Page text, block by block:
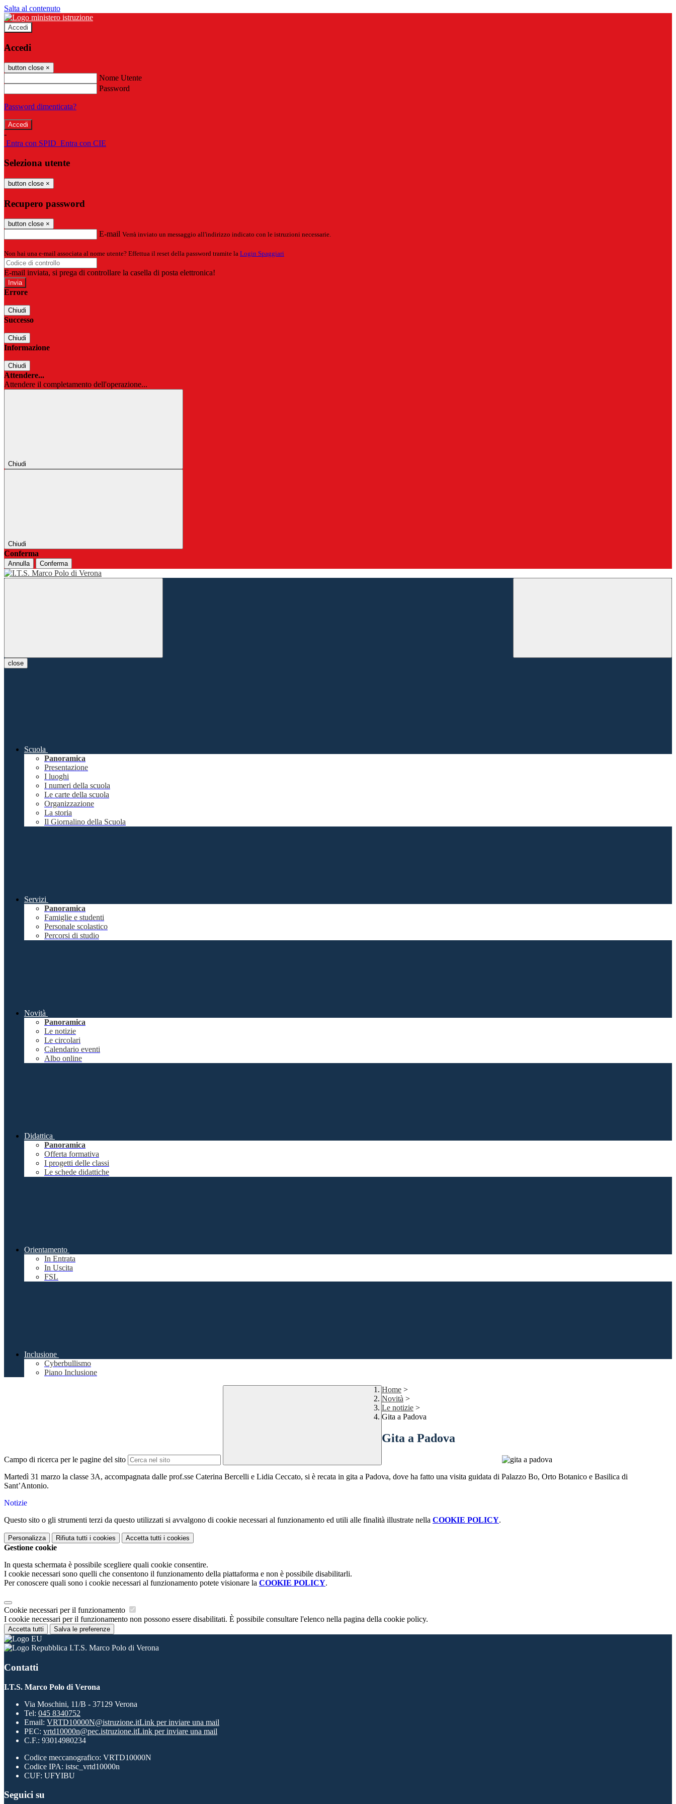
Salta al contenuto
Accedi
Accedi
button close ×
Nome Utente
Password
Password dimenticata?
-
Entra con SPID Entra con CIE
Seleziona utente
button close ×
Recupero password
button close ×
E-mail Verrà inviato un messaggio all'indirizzo indicato con le istruzioni necessarie.
Non hai una e-mail associata al nome utente? Effettua il reset della password tramite la Login Spaggiari
E-mail inviata, si prega di controllare la casella di posta elettronica!
Errore
Chiudi
Successo
Chiudi
Informazione
Chiudi
Attendere...
Attendere il completamento dell'operazione...
Chiudi
Chiudi
Conferma
Annulla Conferma
close
Scuola
Panoramica
Presentazione
I luoghi
I numeri della scuola
Le carte della scuola
Organizzazione
La storia
Il Giornalino della Scuola
Servizi
Panoramica
Famiglie e studenti
Personale scolastico
Percorsi di studio
Novità
Panoramica
Le notizie
Le circolari
Calendario eventi
Albo online
Didattica
Panoramica
Offerta formativa
I progetti delle classi
Le schede didattiche
Orientamento
In Entrata
In Uscita
FSL
Inclusione
Cyberbullismo
Piano Inclusione
Campo di ricerca per le pagine del sito
Home >
Novità >
Le notizie >
Gita a Padova
Gita a Padova
Martedì 31 marzo la classe 3A, accompagnata dalle prof.sse Caterina Bercelli e Lidia Ceccato, si è recata in gita a Padova, dove ha fatto una visita guidata di Palazzo Bo, Orto Botanico e Basilica di
Sant’Antonio.
Notizie
Questo sito o gli strumenti terzi da questo utilizzati si avvalgono di cookie necessari al funzionamento ed utili alle finalità illustrate nella COOKIE POLICY.
Personalizza Rifiuta tutti i cookies Accetta tutti i cookies
Gestione cookie
In questa schermata è possibile scegliere quali cookie consentire.
I cookie necessari sono quelli che consentono il funzionamento della piattaforma e non è possibile disabilitarli.
Per conoscere quali sono i cookie necessari al funzionamento potete visionare la COOKIE POLICY.
Cookie necessari per il funzionamento
I cookie necessari per il funzionamento non possono essere disabilitati. È possibile consultare l'elenco nella pagina della cookie policy.
Accetta tutti Salva le preferenze
I.T.S. Marco Polo di Verona
Contatti
I.T.S. Marco Polo di Verona
Via Moschini, 11/B - 37129 Verona
Tel: 045 8340752
Email: VRTD10000N@istruzione.itLink per inviare una mail
PEC: vrtd10000n@pec.istruzione.itLink per inviare una mail
C.F.: 93014980234
Codice meccanografico: VRTD10000N
Codice IPA: istsc_vrtd10000n
CUF: UFYIBU
Seguici su